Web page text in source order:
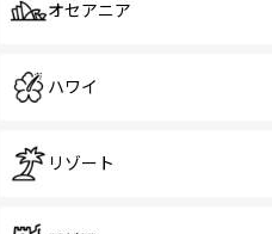
オセアニア
ハワイ
リゾート